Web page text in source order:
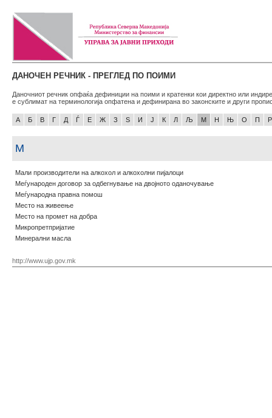
ДАНОЧЕН РЕЧНИК - ПРЕГЛЕД ПО ПОИМИ
Даночниот речник опфаќа дефиниции на поими и кратенки кои директно или
е сублимат на терминологија опфатена и дефинирана во законските и други
А Б В Г Д Ѓ Е Ж З Ѕ И Ј К Л Љ М Н Њ О П Р
М
Мали производители на алкохол и алкохолни пијалоци
Меѓународен договор за одбегнување на двојното оданочување
Меѓународна правна помош
Место на живеење
Место на промет на добра
Микропретпријатие
Минерални масла
http://www.ujp.gov.mk